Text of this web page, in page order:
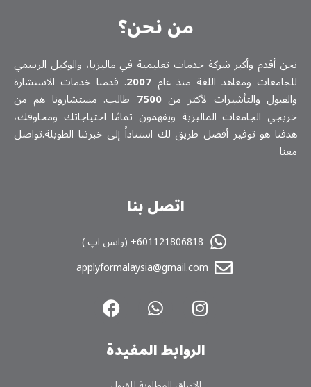
من نحن؟
نحن أقدم وأكبر شركة خدمات تعلیمیة في ماليزيا، والوكيل الرسمي
للجامعات ومعاهد اللغة منذ عام 2007. قدمنا خدمات الاستشارة
والقبول والتأشيرات لأكثر من7500 طالب. مستشارونا هم من
خريجي الجامعات الماليزية ويفهمون تمامًا احتياجاتك ومخاوفك،
هدفنا هو توفير أفضل طريق لك استناداً إلى خبرتنا الطويلة.تواصل
معنا
اتصل بنا
601121806818+ (واتس اپ )
applyformalaysia@gmail.com
الروابط المفیدة